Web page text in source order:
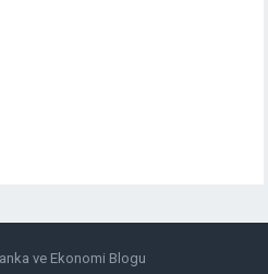
ve Ekonomi Blogu